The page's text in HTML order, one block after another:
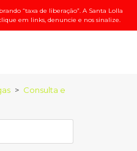
“taxa de liberação”. A Santa Lolla
em links, denuncie e nos sinalize.
Consulta e